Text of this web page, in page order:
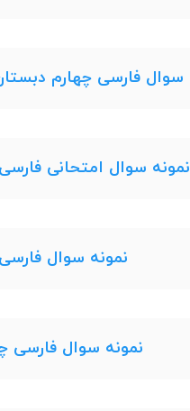
سوال فارسی چهارم دبستان -
نمونه سوال امتحانی فارسی چهارم
نمونه سوال
نمونه سوال فارسی